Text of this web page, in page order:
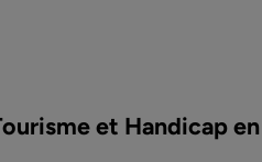
et Handicap